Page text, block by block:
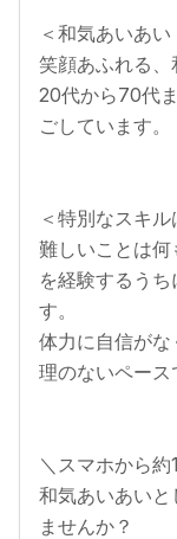
＜和気あいあ
笑顔あふれる、
20代から70代
ごしています。
＜特別なスキ
難しいことは
を経験するう
す。
体力に自信が
理のないペース
＼スマホから約
和気あいあい
ませんか？